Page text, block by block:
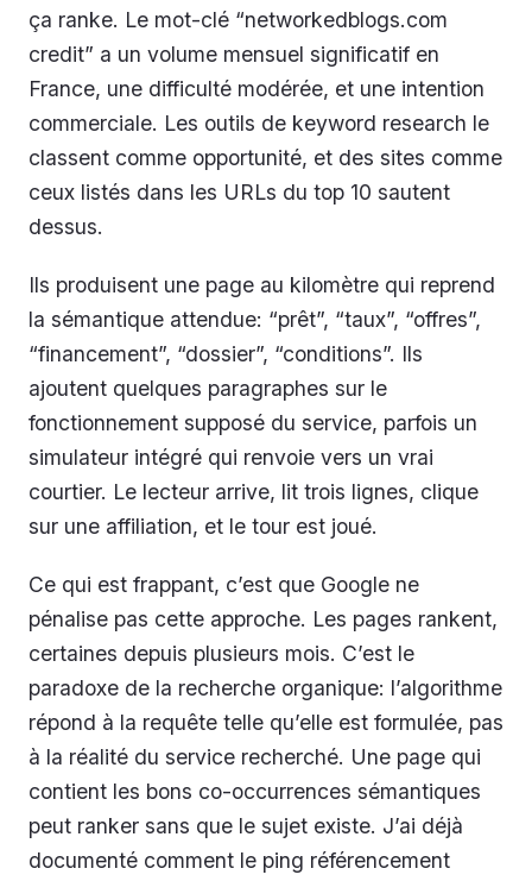
ça ranke. Le mot-clé “networkedblogs.com
credit” a un volume mensuel significatif en
France, une difficulté modérée, et une intention
commerciale. Les outils de keyword research le
classent comme opportunité, et des sites comme
ceux listés dans les URLs du top 10 sautent
dessus.
Ils produisent une page au kilomètre qui reprend
la sémantique attendue: “prêt”, “taux”, “offres”,
“financement”, “dossier”, “conditions”. Ils
ajoutent quelques paragraphes sur le
fonctionnement supposé du service, parfois un
simulateur intégré qui renvoie vers un vrai
courtier. Le lecteur arrive, lit trois lignes, clique
sur une affiliation, et le tour est joué.
Ce qui est frappant, c’est que Google ne
pénalise pas cette approche. Les pages rankent,
certaines depuis plusieurs mois. C’est le
paradoxe de la recherche organique: l’algorithme
répond à la requête telle qu’elle est formulée, pas
à la réalité du service recherché. Une page qui
contient les bons co-occurrences sémantiques
peut ranker sans que le sujet existe. J’ai déjà
documenté comment le ping référencement